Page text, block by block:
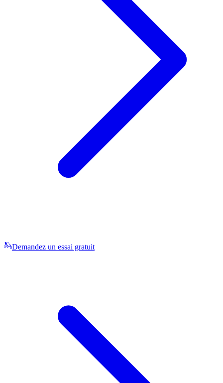
Demandez un essai gratuit